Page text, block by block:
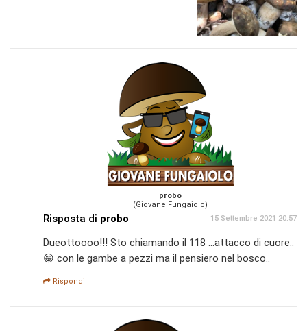
probo
(Giovane Fungaiolo)
Risposta di probo 15 Settembre 2021 20:57
Dueottoooo!!! Sto chiamando il 118 ...attacco di cuore..
😁 con le gambe a pezzi ma il pensiero nel bosco..
Rispondi